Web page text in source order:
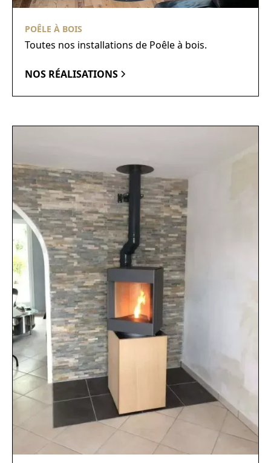
POÊLE À BOIS
Toutes nos installations de Poêle à bois.
NOS RÉALISATIONS